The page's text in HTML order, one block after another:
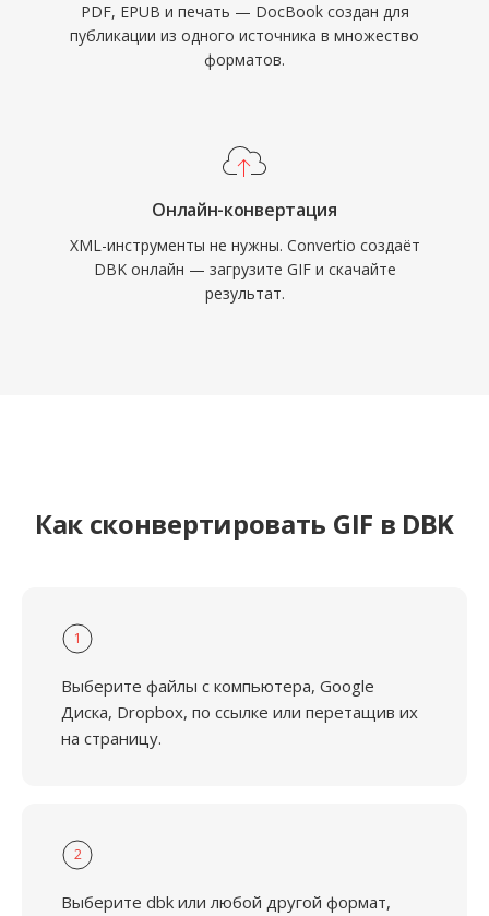
PDF, EPUB и печать — DocBook создан для
публикации из одного источника в множество
форматов.
Онлайн-конвертация
XML-инструменты не нужны. Convertio создаёт
DBK онлайн — загрузите GIF и скачайте
результат.
Как сконвертировать GIF в DBK
1
Выберите файлы с компьютера, Google
Диска, Dropbox, по ссылке или перетащив их
на страницу.
2
Выберите dbk или любой другой формат,